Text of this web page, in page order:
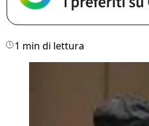
1 min di lettura